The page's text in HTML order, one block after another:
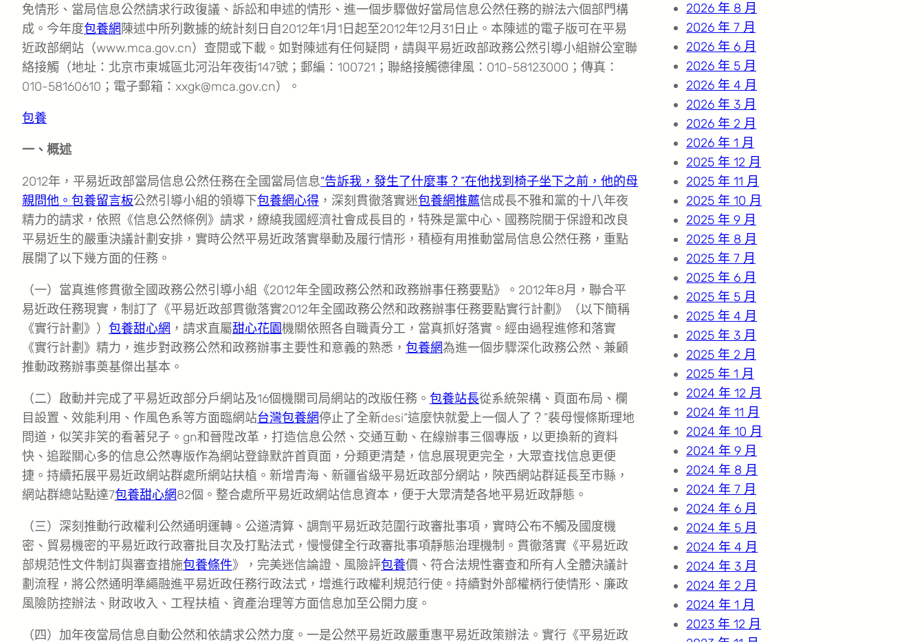
免情形、當局信息公然請求行政復議、訴訟和申述的情形、進一個步驟做好當局信息公然任務的辦法六個部門構
成。今年度包養網 陳述中所列數據的統計刻日自2012年1月1日起至2012年12月31日止。本陳述的電子版可在平易
近政部網站（www.mca.gov.cn）查閱或下載。如對陳述有任何疑問，請與平易近政部政務公然引導小組辦公室聯
絡接觸（地址：北京市東城區北河沿年夜街147號；郵編：100721；聯絡接觸德律風：010-58123000；傳真：
010-58160610；電子郵箱：xxgk@mca.gov.cn）。
包養
一、概述
2012年，平易近政部當局信息公然任務在全國當局信息“告訴我，發生了什麼事？”在他找到椅子坐下之前，他的母
親問他。包養留言板公然引導小組的領導下包養網心得 ，深刻貫徹落實迷包養網推薦信成長不雅和黨的十八年夜
精力的請求，依照《信息公然條例》請求，繚繞我國經濟社會成長目的，特殊是黨中心、國務院關于保證和改良
平易近生的嚴重決議計劃安排，實時公然平易近政落實舉動及履行情形，積極有用推動當局信息公然任務，重點
展開了以下幾方面的任務。
（一）當真進修貫徹全國政務公然引導小組《2012年全國政務公然和政務辦事任務要點》。2012年8月，聯合平
易近政任務現實，制訂了《平易近政部貫徹落實2012年全國政務公然和政務辦事任務要點實行計劃》（以下簡稱
《實行計劃》） 包養甜心網 ，請求直屬甜心花園機關依照各自職責分工，當真抓好落實。經由過程進修和落實
《實行計劃》精力，進步對政務公然和政務辦事主要性和意義的熟悉， 包養網為進一個步驟深化政務公然、兼顧
推動政務辦事奠基傑出基本。
（二）啟動并完成了平易近政部分戶網站及16個機關司局網站的改版任務。 包養站長從系統架構、頁面布局、欄
目設置、效能利用、作風色系等方面臨網站台灣包養網停止了全新desi“這麼快就愛上一個人了？”裴母慢條斯理地
問道，似笑非笑的看著兒子。gn和晉陞改革，打造信息公然、交通互動、在線辦事三個專版，以更換新的資料
快、追蹤關心多的信息公然專版作為網站登錄默許首頁面，分類更清楚，信息展現更完全，大眾查找信息更便
捷。持續拓展平易近政網站群處所網站扶植。新增青海、新疆省級平易近政部分網站，陜西網站群延長至市縣，
網站群總站點達7包養甜心網82個。整合處所平易近政網站信息資本，便于大眾清楚各地平易近政靜態。
（三）深刻推動行政權利公然通明運轉。公道清算、調劑平易近政范圍行政審批事項，實時公布不觸及國度機
密、貿易機密的平易近政行政審批目次及打點法式，慢慢健全行政審批事項靜態治理機制。貫徹落實《平易近政
部規范性文件制訂與審查措施包養條件》，完美迷信論證、風險評包養價、符合法規性審查和所有人全體決議計
劃流程，將公然通明準繩融進平易近政任務行政法式，增進行政權利規范行使。持續對外部權柄行使情形、廉政
風險防控辦法、財政收入、工程扶植、資產治理等方面信息加至公開力度。
（四）加年夜當局信息自動公然和依請求公然力度。一是公然平易近政嚴重惠平易近政策辦法。實行《平易近政
2026 年 8 月
2026 年 7 月
2026 年 6 月
2026 年 5 月
2026 年 4 月
2026 年 3 月
2026 年 2 月
2026 年 1 月
2025 年 12 月
2025 年 11 月
2025 年 10 月
2025 年 9 月
2025 年 8 月
2025 年 7 月
2025 年 6 月
2025 年 5 月
2025 年 4 月
2025 年 3 月
2025 年 2 月
2025 年 1 月
2024 年 12 月
2024 年 11 月
2024 年 10 月
2024 年 9 月
2024 年 8 月
2024 年 7 月
2024 年 6 月
2024 年 5 月
2024 年 4 月
2024 年 3 月
2024 年 2 月
2024 年 1 月
2023 年 12 月